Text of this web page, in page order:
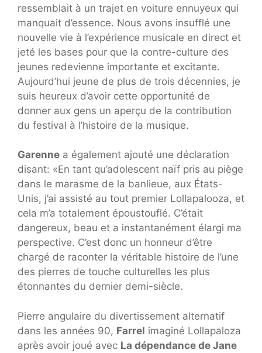
ressemblait à un trajet en voiture ennuyeux qui
manquait d’essence. Nous avons insufflé une
nouvelle vie à l’expérience musicale en direct et
jeté les bases pour que la contre-culture des
jeunes redevienne importante et excitante.
Aujourd’hui jeune de plus de trois décennies, je
suis heureux d’avoir cette opportunité de
donner aux gens un aperçu de la contribution
du festival à l’histoire de la musique.
Garenne a également ajouté une déclaration
disant: «En tant qu’adolescent naïf pris au piège
dans le marasme de la banlieue, aux États-
Unis, j’ai assisté au tout premier Lollapalooza, et
cela m’a totalement époustouflé. C’était
dangereux, beau et a instantanément élargi ma
perspective. C’est donc un honneur d’être
chargé de raconter la véritable histoire de l’une
des pierres de touche culturelles les plus
étonnantes du dernier demi-siècle.
Pierre angulaire du divertissement alternatif
dans les années 90, Farrel imaginé Lollapaloza
après avoir joué avec La dépendance de Jane